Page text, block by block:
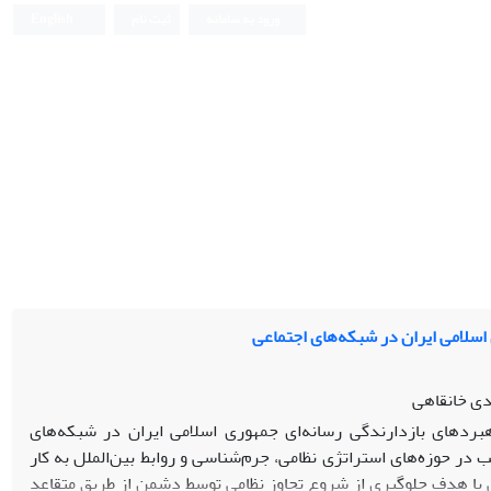
ایران در شبکه‌های اجتماعی
خانقاهی
بازدارندگی رسانه‌ای جمهوری اسلامی ایران در شبکه‌های
حوزه‌های استراتژی نظامی، جرم‌شناسی و روابط بین‌الملل به کار
با هدف جلوگیری از شروع تجاوز نظامی توسط دشمن از طریق متقاعد